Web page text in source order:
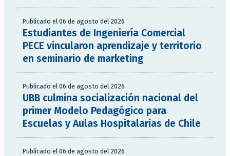
Publicado el 06 de agosto del 2026
Estudiantes de Ingeniería Comercial
PECE vincularon aprendizaje y territorio
en seminario de marketing
Publicado el 06 de agosto del 2026
UBB culmina socialización nacional del
primer Modelo Pedagógico para
Escuelas y Aulas Hospitalarias de Chile
Publicado el 06 de agosto del 2026